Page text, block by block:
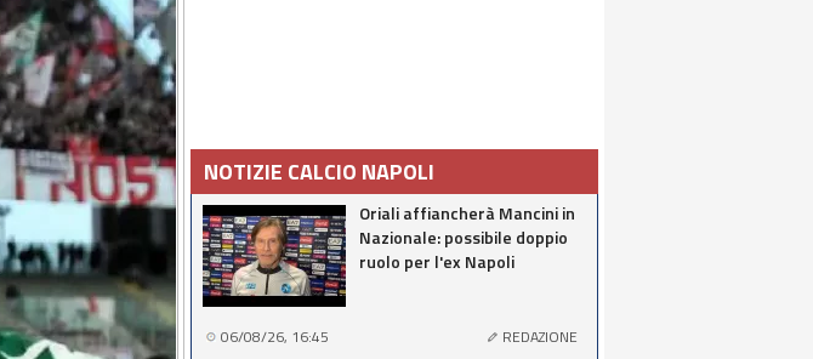
NOTIZIE CALCIO NAPOLI
Oriali affiancherà Mancini in
Nazionale: possibile doppio
ruolo per l'ex Napoli
06/08/26, 16:45 REDAZIONE